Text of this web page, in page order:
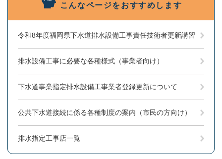
こんなページをおすすめします
令和8年度福岡県下水道排水設備工事責任技術者更新講習
排水設備工事に必要な各種様式（事業者向け）
下水道事業指定排水設備工事業者登録更新について
公共下水道接続に係る各種制度の案内（市民の方向け）
排水指定工事店一覧